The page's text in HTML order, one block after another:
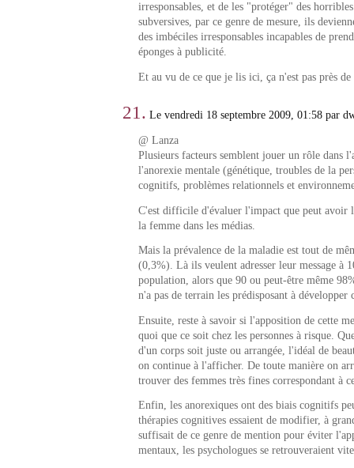
irresponsables, et de les "protéger" des
subversives, par ce genre de mesure, ils
des imbéciles irresponsables incapables de
éponges à publicité.
Et au vu de ce que je lis ici, ça n'est pas près de
21. Le vendredi 18 septembre 2009, 01:58 par
@ Lanza
Plusieurs facteurs semblent jouer un rôle dans
l'anorexie mentale (génétique, troubles de la
cognitifs, problèmes relationnels et
C'est difficile d'évaluer l'impact que peut avoir
la femme dans les médias.
Mais la prévalence de la maladie est tout de
(0,3%). Là ils veulent adresser leur message à
population, alors que 90 ou peut-être même
n'a pas de terrain les prédisposant à développer
Ensuite, reste à savoir si l'apposition de cette
quoi que ce soit chez les personnes à risque.
d'un corps soit juste ou arrangée, l'idéal de
on continue à l'afficher. De toute manière on
trouver des femmes très fines correspondant à
Enfin, les anorexiques ont des biais cognitifs
thérapies cognitives essaient de modifier, à
suffisait de ce genre de mention pour éviter
mentaux, les psychologues se retrouveraient